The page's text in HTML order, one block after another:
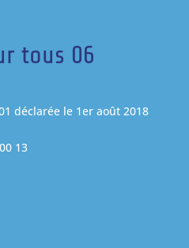
tous 06
déclarée le 1er août 2018
13